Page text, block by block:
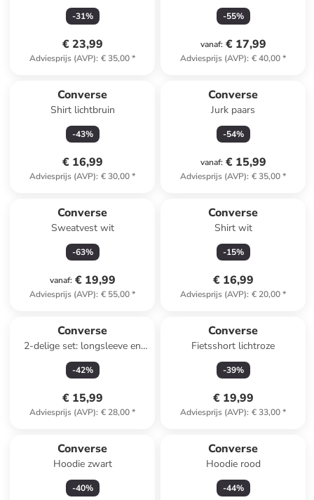
-31%
€ 23,99
Adviesprijs (AVP): € 35,00*
-55%
vanaf: € 17,99
Adviesprijs (AVP): € 40,00*
Converse
Shirt lichtbruin
-43%
€ 16,99
Adviesprijs (AVP): € 30,00*
Converse
Jurk paars
-54%
vanaf: € 15,99
Adviesprijs (AVP): € 35,00*
Converse
Sweatvest wit
-63%
vanaf: € 19,99
Adviesprijs (AVP): € 55,00*
Converse
Shirt wit
-15%
€ 16,99
Adviesprijs (AVP): € 20,00*
Converse
2-delige set: longsleeve en
haarelastiek grijs/blauw
-42%
€ 15,99
Adviesprijs (AVP): € 28,00*
Converse
Fietsshort lichtroze
-39%
€ 19,99
Adviesprijs (AVP): € 33,00*
Converse
Hoodie zwart
-40%
Converse
Hoodie rood
-44%